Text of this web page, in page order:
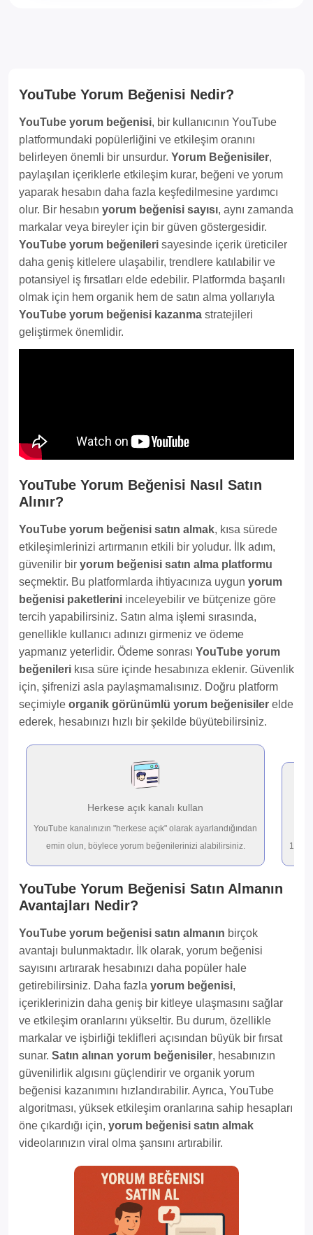
YouTube Yorum Beğenisi Nedir?
YouTube yorum beğenisi, bir kullanıcının YouTube
platformundaki popülerliğini ve etkileşim oranını
belirleyen önemli bir unsurdur. Yorum Beğenisiler,
paylaşılan içeriklerle etkileşim kurar, beğeni ve yorum
yaparak hesabın daha fazla keşfedilmesine yardımcı
olur. Bir hesabın yorum beğenisi sayısı, aynı zamanda
markalar veya bireyler için bir güven göstergesidir.
YouTube yorum beğenileri sayesinde içerik üreticiler
daha geniş kitlelere ulaşabilir, trendlere katılabilir ve
potansiyel iş fırsatları elde edebilir. Platformda başarılı
olmak için hem organik hem de satın alma yollarıyla
YouTube yorum beğenisi kazanma stratejileri
geliştirmek önemlidir.
YouTube Yorum Beğenisi Nasıl Satın
Alınır?
YouTube yorum beğenisi satın almak, kısa sürede
etkileşimlerinizi artırmanın etkili bir yoludur. İlk adım,
güvenilir bir yorum beğenisi satın alma platformu
seçmektir. Bu platformlarda ihtiyacınıza uygun yorum
beğenisi paketlerini inceleyebilir ve bütçenize göre
tercih yapabilirsiniz. Satın alma işlemi sırasında,
genellikle kullanıcı adınızı girmeniz ve ödeme
yapmanız yeterlidir. Ödeme sonrası YouTube yorum
beğenileri kısa süre içinde hesabınıza eklenir. Güvenlik
için, şifrenizi asla paylaşmamalısınız. Doğru platform
seçimiyle organik görünümlü yorum beğenisiler elde
ederek, hesabınızı hızlı bir şekilde büyütebilirsiniz.
Herkese açık kanalı kullan
YouTube kanalınızın "herkese açık" olarak ayarlandığından
emin olun, böylece yorum beğenilerinizi alabilirsiniz.
10-
YouTube Yorum Beğenisi Satın Almanın
Avantajları Nedir?
YouTube yorum beğenisi satın almanın birçok
avantajı bulunmaktadır. İlk olarak, yorum beğenisi
sayısını artırarak hesabınızı daha popüler hale
getirebilirsiniz. Daha fazla yorum beğenisi,
içeriklerinizin daha geniş bir kitleye ulaşmasını sağlar
ve etkileşim oranlarını yükseltir. Bu durum, özellikle
markalar ve işbirliği teklifleri açısından büyük bir fırsat
sunar. Satın alınan yorum beğenisiler, hesabınızın
güvenilirlik algısını güçlendirir ve organik yorum
beğenisi kazanımını hızlandırabilir. Ayrıca, YouTube
algoritması, yüksek etkileşim oranlarına sahip hesapları
öne çıkardığı için, yorum beğenisi satın almak
videolarınızın viral olma şansını artırabilir.